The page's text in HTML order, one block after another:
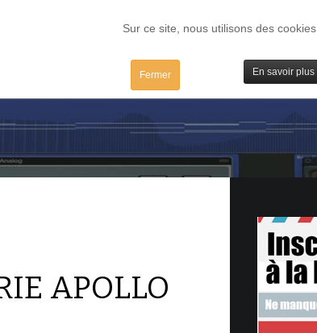
Sur ce site, nous utilisons des cookies
Fermer En savoir plus
TESTS IBIDULES / MAC PLUGS / IV
APOLLO